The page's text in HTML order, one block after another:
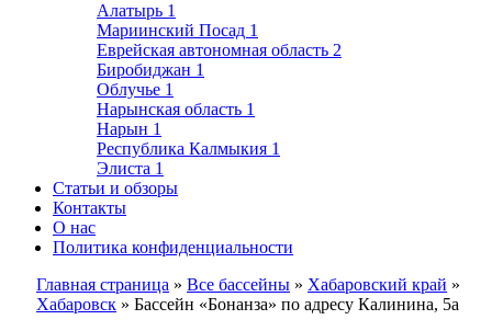
Алатырь 1
Мариинский Посад 1
Еврейская автономная область 2
Биробиджан 1
Облучье 1
Нарынская область 1
Нарын 1
Республика Калмыкия 1
Элиста 1
Статьи и обзоры
Контакты
О нас
Политика конфиденциальности
Главная страница » Все бассейны » Хабаровский край »
Хабаровск » Бассейн «Бонанза» по адресу Калинина, 5а